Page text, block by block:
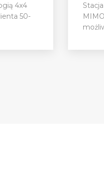
4x4
50-